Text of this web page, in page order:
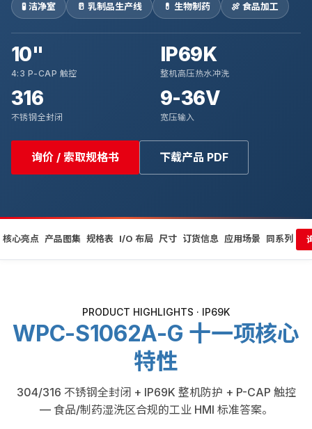
🧪 洁净室 🥛 乳制品生产线 💊 生物制药 🍖 食品加工
10"
4:3 P-CAP 触控
IP69K
整机高压热水冲洗
316
不锈钢全封闭
9-36V
宽压输入
询价 / 索取规格书 下载产品 PDF
核心亮点 产品图集 规格表 I/O 布局 尺寸 订货信息 应用场景 同系列
PRODUCT HIGHLIGHTS · IP69K
WPC-S1062A-G 十一项核心
特性
304/316 不锈钢全封闭 + IP69K 整机防护 + P-CAP 触控
— 食品/制药湿洗区合规的工业 HMI 标准答案。